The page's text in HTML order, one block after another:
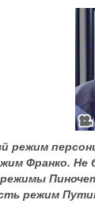
режим
Франко.
режим